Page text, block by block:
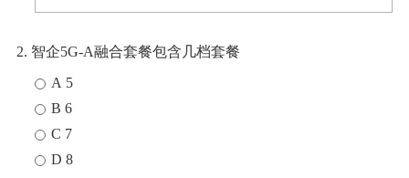
2. 智企5G-A融合套餐包含几档套餐
A 5
B 6
C 7
D 8